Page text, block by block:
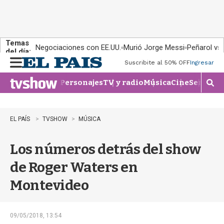
Temas
del día: Negociaciones con EE.UU. Murió Jorge Messi Peñarol
n
u
Suscribite al 50% OFFIngresar
PersonajesTV y radioMúsicaCineSeries
M
o
EL PAÍS TVSHOW MÚSICA
Los números detrás del show
de Roger Waters en
Montevideo
09/05/2018, 13:54